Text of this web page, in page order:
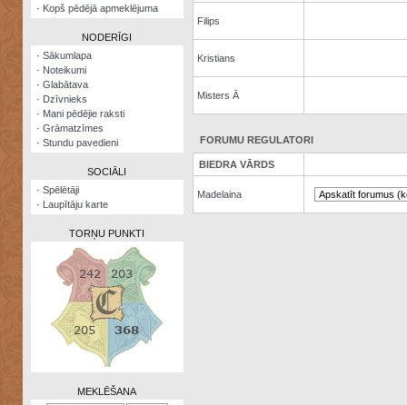
Visatcera
almanahs
Arhīvs
Zināšanu
· Kopš pēdējā apmeklējuma
NODERĪGI
· Sākumlapa
· Noteikumi
· Glabātava
· Dzīvnieks
· Mani pēdējie raksti
· Grāmatzīmes
· Stundu pavedieni
SOCIĀLI
· Spēlētāji
· Laupītāju karte
TORŅU PUNKTI
MEKLĒŠANA
Filips
Kristians
Misters Ā
FORUMU REGULATORI
BIEDRA VĀRDS
Madelaina